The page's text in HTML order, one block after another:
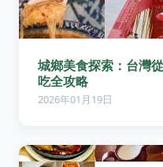
城鄉美食探索：台灣
吃全攻略
2026年01月19日